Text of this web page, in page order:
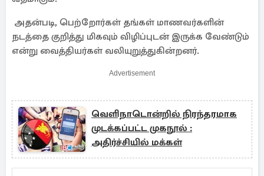
அதன்படி, பெற்றோர்கள் தங்கள் மாணவர்களின்
நடத்தை குறித்து மிகவும் விழிப்புடன் இருக்க வேண்டும்
என்று வைத்தியர்கள் வலியுறுத்துகின்றனர்.
Advertisement
வெளிநாடொன்றில் நிரந்தரமாக
முடக்கப்பட்ட முகநூல் :
அதிர்ச்சியில் மக்கள்